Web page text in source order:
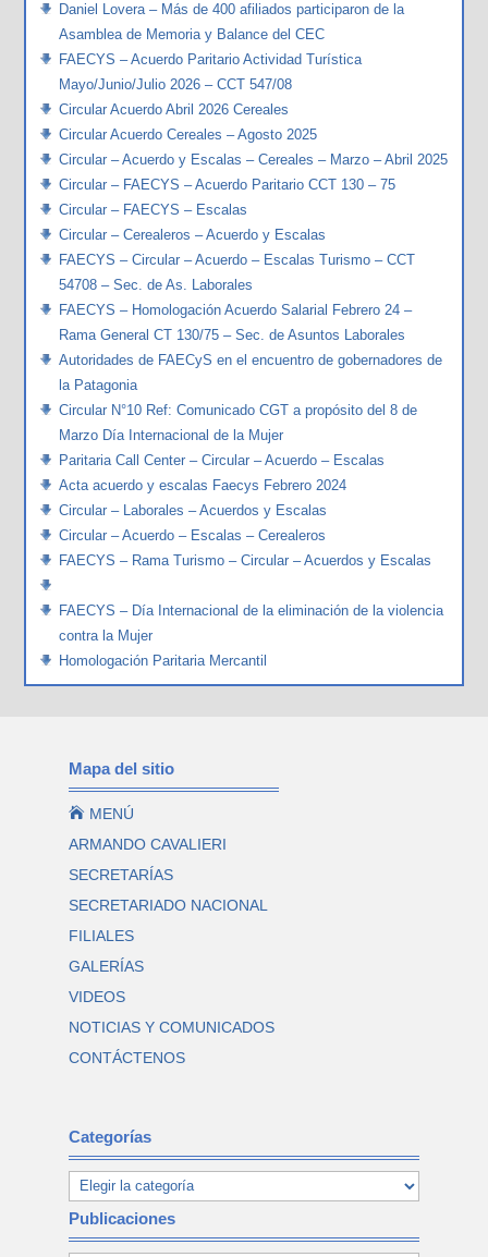
Daniel Lovera – Más de 400 afiliados participaron de la
Asamblea de Memoria y Balance del CEC
FAECYS – Acuerdo Paritario Actividad Turística
Mayo/Junio/Julio 2026 – CCT 547/08
Circular Acuerdo Abril 2026 Cereales
Circular Acuerdo Cereales – Agosto 2025
Circular – Acuerdo y Escalas – Cereales – Marzo – Abril 2025
Circular – FAECYS – Acuerdo Paritario CCT 130 – 75
Circular – FAECYS – Escalas
Circular – Cerealeros – Acuerdo y Escalas
FAECYS – Circular – Acuerdo – Escalas Turismo – CCT
54708 – Sec. de As. Laborales
FAECYS – Homologación Acuerdo Salarial Febrero 24 –
Rama General CT 130/75 – Sec. de Asuntos Laborales
Autoridades de FAECyS en el encuentro de gobernadores de
la Patagonia
Circular N°10 Ref: Comunicado CGT a propósito del 8 de
Marzo Día Internacional de la Mujer
Paritaria Call Center – Circular – Acuerdo – Escalas
Acta acuerdo y escalas Faecys Febrero 2024
Circular – Laborales – Acuerdos y Escalas
Circular – Acuerdo – Escalas – Cerealeros
FAECYS – Rama Turismo – Circular – Acuerdos y Escalas
FAECYS – Día Internacional de la eliminación de la violencia
contra la Mujer
Homologación Paritaria Mercantil
Mapa del sitio
 MENÚ
ARMANDO CAVALIERI
SECRETARÍAS
SECRETARIADO NACIONAL
FILIALES
GALERÍAS
VIDEOS
NOTICIAS Y COMUNICADOS
CONTÁCTENOS
Categorías
Publicaciones